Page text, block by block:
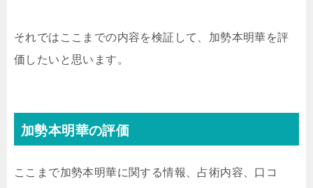
それではここまでの内容を検証して、加勢本明華を評
価したいと思います。
加勢本明華の評価
ここまで加勢本明華に関する情報、占術内容、口コ